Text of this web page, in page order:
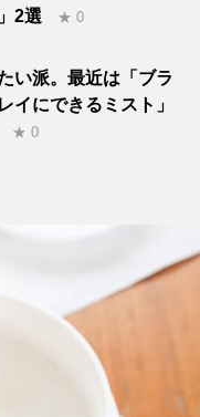
2選
★ 0
い派。最近は「ブラ
イにできるミスト」
★ 0